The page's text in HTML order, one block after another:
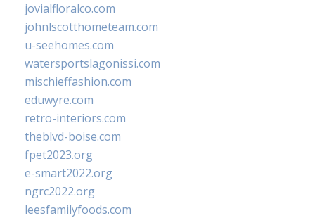
jovialfloralco.com
johnlscotthometeam.com
u-seehomes.com
watersportslagonissi.com
mischieffashion.com
eduwyre.com
retro-interiors.com
theblvd-boise.com
fpet2023.org
e-smart2022.org
ngrc2022.org
leesfamilyfoods.com